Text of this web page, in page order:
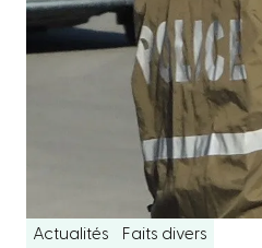
Actualités Faits divers